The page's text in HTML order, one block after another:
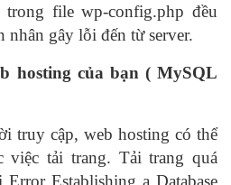
file wp-config.php đều
nhân gây lỗi đến từ server.
hosting của bạn ( MySQL
truy cập, web hosting có thể
tải trang. Tải trang quá
Establishing a Database